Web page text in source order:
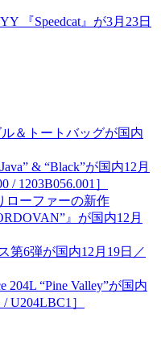
『Speedcat』が3月23日
＆トートバッグが国内
& “Black”が国内12月
/ 1203B056.001］
ローファーの新作
』が国内12月
第6弾が国内12月19日／
204L “Pine Valley”が国内
U204LBC1］